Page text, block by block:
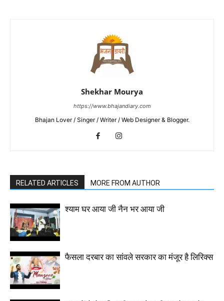
Shekhar Mourya
https://www.bhajandiary.com
Bhajan Lover / Singer / Writer / Web Designer & Blogger.
RELATED ARTICLES MORE FROM AUTHOR
श्याम घर आया जी नैन भर आया जी
फैसला दरबार का सांवले सरकार का मंजूर है लिरिक्स